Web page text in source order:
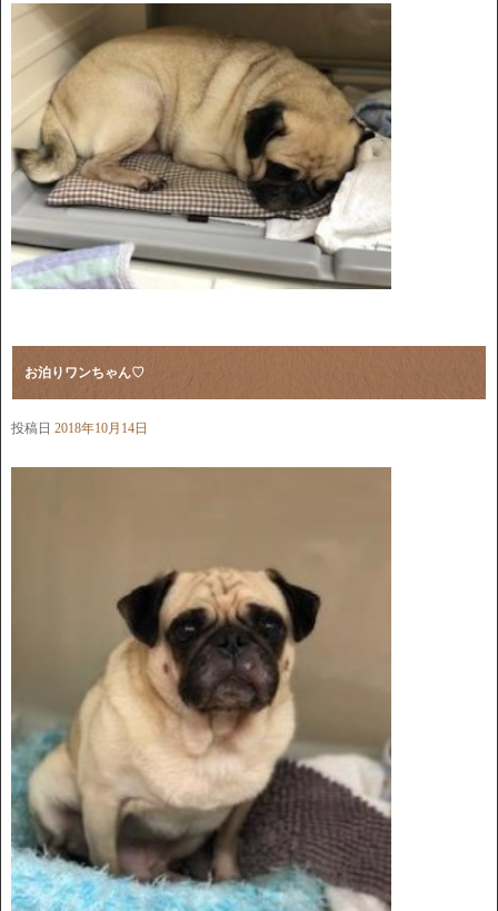
お泊りワンちゃん♡
投稿日 2018年10月14日